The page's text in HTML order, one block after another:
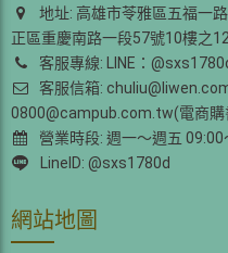
地址: 高雄市苓雅區五福一
正區重慶南路一段57號10樓之
客服專線: LINE：
客服信箱:
0800@campub.com.tw(電商購
營業時段: 週一～週五
LineID: @sxs1780d
網站地圖